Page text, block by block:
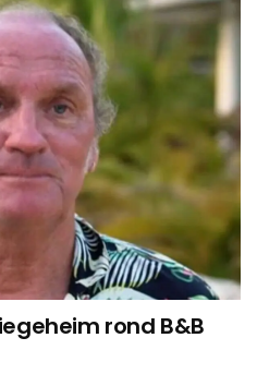
rond B&B